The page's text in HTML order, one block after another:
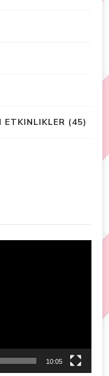
ETKINLIKLER (45)
10:05